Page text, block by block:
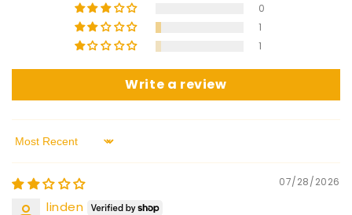
0
1
1
Write a review
Sort by
07/28/2026
linden